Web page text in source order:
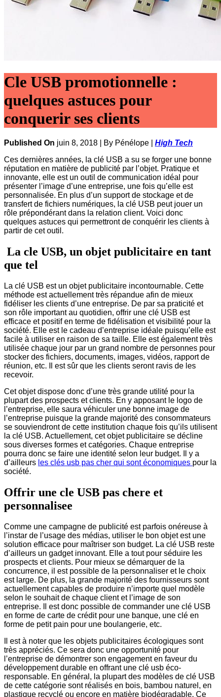
Cle USB promotionnelle :
quelques astuces pour
conquerir ses clients
Published On juin 8, 2018 | By Pénélope | High Tech
Ces dernières années, la clé USB a su se forger une bonne
réputation en matière de publicité par l’objet. Pratique et
innovante, elle est un outil de communication idéal pour
présenter l’image d’une entreprise, une fois qu’elle est
personnalisée. En plus d’un support de stockage et de
transfert de fichiers numériques, la clé USB peut jouer un
rôle prépondérant dans la relation client. Voici donc
quelques astuces qui permettront de conquérir les clients à
partir de cet outil.
La cle USB, un objet publicitaire en tant
que tel
La clé USB est un objet publicitaire incontournable. Cette
méthode est actuellement très répandue afin de mieux
fidéliser les clients d’une entreprise. De par sa praticité et
son rôle important au quotidien, offrir une clé USB est
efficace et positif en terme de fidélisation et visibilité pour la
société. Elle est le cadeau d’entreprise idéale puisqu’elle est
facile à utiliser en raison de sa taille. Elle est également très
utilisée chaque jour par un grand nombre de personnes pour
stocker des fichiers, documents, images, vidéos, rapport de
réunion, etc. Il est sûr que les clients seront ravis de les
recevoir.
Cet objet dispose donc d’une très grande utilité pour la
plupart des prospects et clients. En y apposant le logo de
l’entreprise, elle saura véhiculer une bonne image de
l’entreprise puisque la grande majorité des consommateurs
se souviendront de cette institution chaque fois qu’ils utilisent
la clé USB. Actuellement, cet objet publicitaire se décline
sous diverses formes et catégories. Chaque entreprise
pourra donc se faire une identité selon leur budget. Il y a
d’ailleurs les clés usb pas cher qui sont économiques pour la
société.
Offrir une cle USB pas chere et
personnalisee
Comme une campagne de publicité est parfois onéreuse à
l’instar de l’usage des médias, utiliser le bon objet est une
solution efficace pour maîtriser son budget. La clé USB reste
d’ailleurs un gadget innovant. Elle a tout pour séduire les
prospects et clients. Pour mieux se démarquer de la
concurrence, il est possible de la personnaliser et le choix
est large. De plus, la grande majorité des fournisseurs sont
actuellement capables de produire n’importe quel modèle
selon le souhait de chaque client et l’image de son
entreprise. Il est donc possible de commander une clé USB
en forme de carte de crédit pour une banque, une clé en
forme de petit pain pour une boulangerie, etc.
Il est à noter que les objets publicitaires écologiques sont
très appréciés. Ce sera donc une opportunité pour
l’entreprise de démontrer son engagement en faveur du
développement durable en offrant une clé usb éco-
responsable. En général, la plupart des modèles de clé USB
de cette catégorie sont réalisés en bois, bambou naturel, en
plastique recyclé ou encore en matière biodégradable. Ce